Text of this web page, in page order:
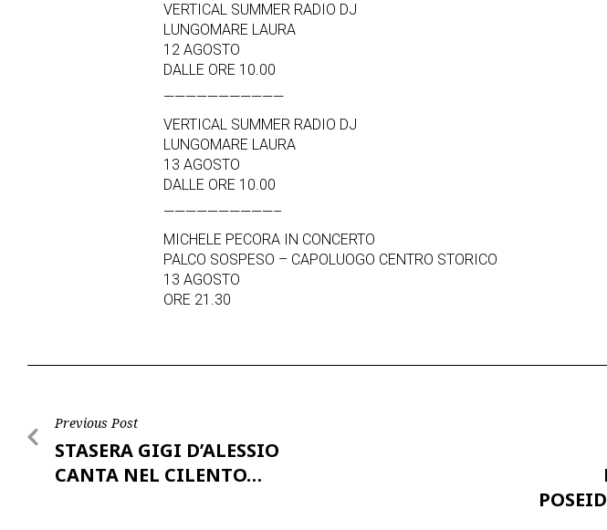
VERTICAL SUMMER RADIO DJ
LUNGOMARE LAURA
12 AGOSTO
DALLE ORE 10.00
———————————
VERTICAL SUMMER RADIO DJ
LUNGOMARE LAURA
13 AGOSTO
DALLE ORE 10.00
——————————–
MICHELE PECORA IN CONCERTO
PALCO SOSPESO – CAPOLUOGO CENTRO STORICO
13 AGOSTO
ORE 21.30
Post
navigation
Previous Post
STASERA GIGI D’ALESSIO
CANTA NEL CILENTO…